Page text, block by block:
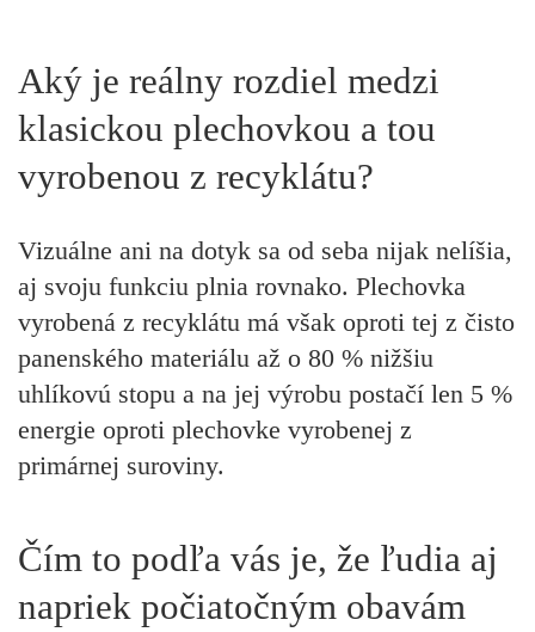
Aký je reálny rozdiel medzi
klasickou plechovkou a tou
vyrobenou z recyklátu?
Vizuálne ani na dotyk sa od seba nijak nelíšia,
aj svoju funkciu plnia rovnako. Plechovka
vyrobená z recyklátu má však oproti tej z čisto
panenského materiálu až o 80 % nižšiu
uhlíkovú stopu a na jej výrobu postačí len 5 %
energie oproti plechovke vyrobenej z
primárnej suroviny.
Čím to podľa vás je, že ľudia aj
napriek počiatočným obavám